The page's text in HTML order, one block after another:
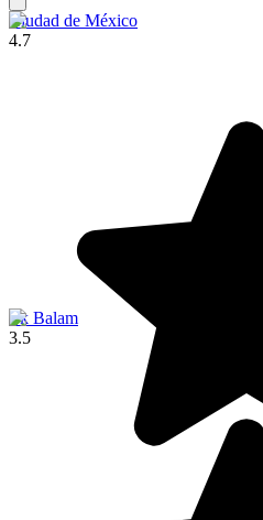
Ciudad de México
4.7
Ek Balam
3.5